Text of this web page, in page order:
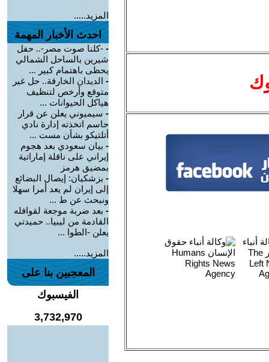
المزيد.....
احدث الأخبار المهمة
- -كلنا صوت مصر-.. حفل
شيرين بالساحل الشمالي
يحظى باهتمام كبير ...
- الديدان الخارقة.. حل غير
متوقع وأرخص لتنظيف
هياكل الحيوانات ...
- سيميوني يعلن عن قرار
حاسم اتخذته إدارة نادي
أتلتيكو بشأن مست ...
- بيان سعودي بعد هجوم
إيراني على ناقلة إماراتية
بمضيق هرمز
- بزشكيان: إيصال البضائع
إلى إيران لم يعد أمرا سهلا
ونبحث عن ط ...
- بعد ضربة موجعة لقوافله
القادمة من ليبيا.. حميدتي
يعلن -الطوا ...
المزيد.....
المعجبين بنا على
الفيسبوك
3,732,970